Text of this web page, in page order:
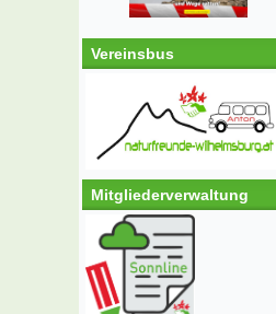
Vereinsbus
Mitgliederverwaltung